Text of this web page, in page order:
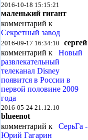
2016-10-18 15:15:21
маленький гигант
комментарий к
Секретный завод
2016-09-17 16:34:10 сергей
комментарий к Новый
развлекательный
телеканал Disney
появится в России в
первой половине 2009
года
2016-05-24 21:12:10
blueenot
комментарий к СерьГа -
Юрий Гагарин